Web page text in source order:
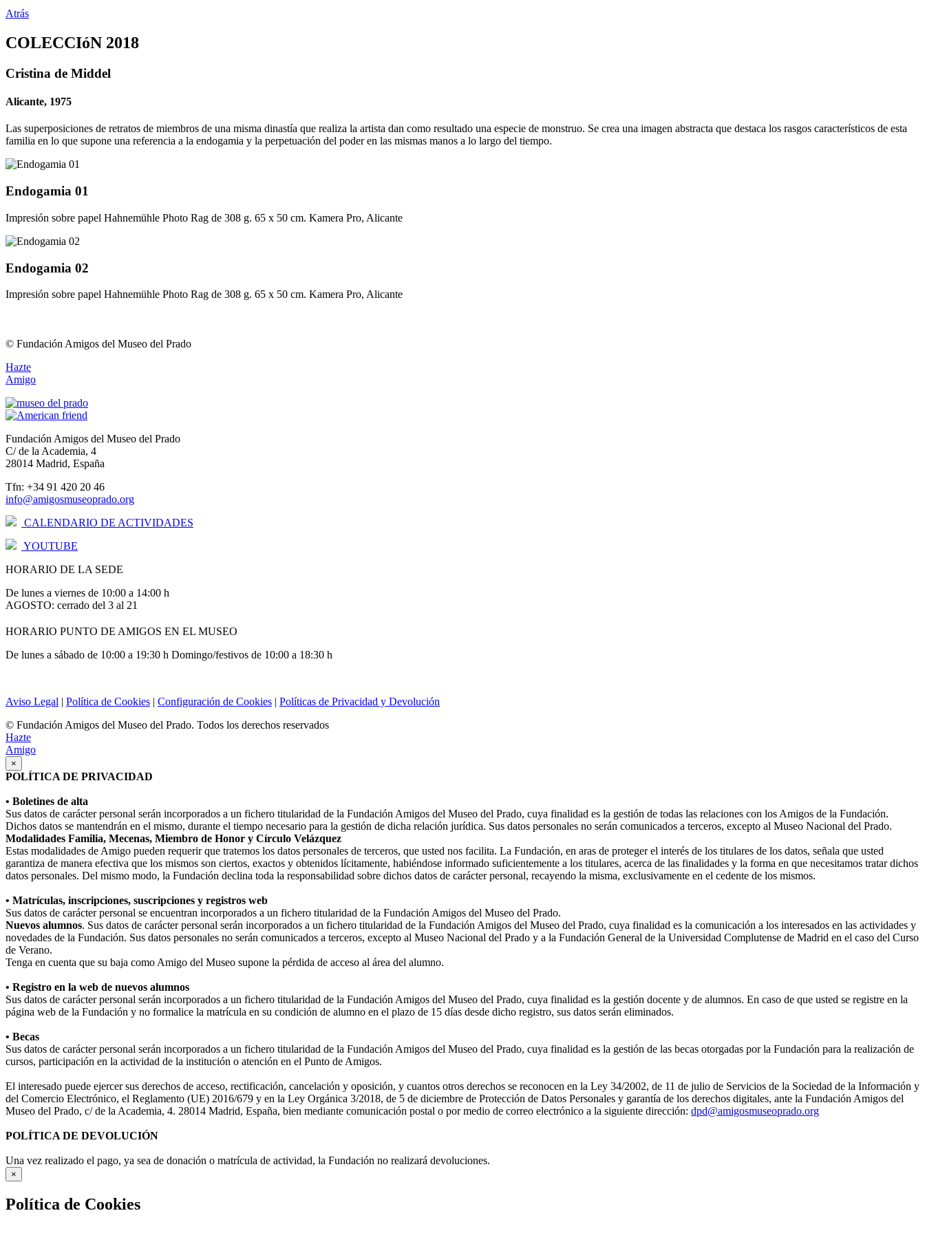
Atrás
COLECCIóN 2018
Cristina de Middel
Alicante, 1975
Las superposiciones de retratos de miembros de una misma dinastía que realiza la artista dan como resultado una especie de monstruo. Se crea una imagen abstracta que destaca los rasgos característicos de esta
familia en lo que supone una referencia a la endogamia y la perpetuación del poder en las mismas manos a lo largo del tiempo.
Endogamia 01
Impresión sobre papel Hahnemühle Photo Rag de 308 g. 65 x 50 cm. Kamera Pro, Alicante
Endogamia 02
Impresión sobre papel Hahnemühle Photo Rag de 308 g. 65 x 50 cm. Kamera Pro, Alicante
© Fundación Amigos del Museo del Prado
Hazte
Amigo
Fundación Amigos del Museo del Prado
C/ de la Academia, 4
28014 Madrid, España
Tfn: +34 91 420 20 46
info@amigosmuseoprado.org
CALENDARIO DE ACTIVIDADES
YOUTUBE
HORARIO DE LA SEDE
De lunes a viernes de 10:00 a 14:00 h
AGOSTO: cerrado del 3 al 21
HORARIO PUNTO DE AMIGOS EN EL MUSEO
De lunes a sábado de 10:00 a 19:30 h Domingo/festivos de 10:00 a 18:30 h
Aviso Legal | Política de Cookies | Configuración de Cookies | Políticas de Privacidad y Devolución
© Fundación Amigos del Museo del Prado. Todos los derechos reservados
Hazte
Amigo
×
POLÍTICA DE PRIVACIDAD
• Boletines de alta
Sus datos de carácter personal serán incorporados a un fichero titularidad de la Fundación Amigos del Museo del Prado, cuya finalidad es la gestión de todas las relaciones con los Amigos de la Fundación.
Dichos datos se mantendrán en el mismo, durante el tiempo necesario para la gestión de dicha relación jurídica. Sus datos personales no serán comunicados a terceros, excepto al Museo Nacional del Prado.
Modalidades Familia, Mecenas, Miembro de Honor y Círculo Velázquez
Estas modalidades de Amigo pueden requerir que tratemos los datos personales de terceros, que usted nos facilita. La Fundación, en aras de proteger el interés de los titulares de los datos, señala que usted
garantiza de manera efectiva que los mismos son ciertos, exactos y obtenidos lícitamente, habiéndose informado suficientemente a los titulares, acerca de las finalidades y la forma en que necesitamos tratar dichos
datos personales. Del mismo modo, la Fundación declina toda la responsabilidad sobre dichos datos de carácter personal, recayendo la misma, exclusivamente en el cedente de los mismos.
• Matrículas, inscripciones, suscripciones y registros web
Sus datos de carácter personal se encuentran incorporados a un fichero titularidad de la Fundación Amigos del Museo del Prado.
Nuevos alumnos. Sus datos de carácter personal serán incorporados a un fichero titularidad de la Fundación Amigos del Museo del Prado, cuya finalidad es la comunicación a los interesados en las actividades y
novedades de la Fundación. Sus datos personales no serán comunicados a terceros, excepto al Museo Nacional del Prado y a la Fundación General de la Universidad Complutense de Madrid en el caso del Curso
de Verano.
Tenga en cuenta que su baja como Amigo del Museo supone la pérdida de acceso al área del alumno.
• Registro en la web de nuevos alumnos
Sus datos de carácter personal serán incorporados a un fichero titularidad de la Fundación Amigos del Museo del Prado, cuya finalidad es la gestión docente y de alumnos. En caso de que usted se registre en la
página web de la Fundación y no formalice la matrícula en su condición de alumno en el plazo de 15 días desde dicho registro, sus datos serán eliminados.
• Becas
Sus datos de carácter personal serán incorporados a un fichero titularidad de la Fundación Amigos del Museo del Prado, cuya finalidad es la gestión de las becas otorgadas por la Fundación para la realización de
cursos, participación en la actividad de la institución o atención en el Punto de Amigos.
El interesado puede ejercer sus derechos de acceso, rectificación, cancelación y oposición, y cuantos otros derechos se reconocen en la Ley 34/2002, de 11 de julio de Servicios de la Sociedad de la Información y
del Comercio Electrónico, el Reglamento (UE) 2016/679 y en la Ley Orgánica 3/2018, de 5 de diciembre de Protección de Datos Personales y garantía de los derechos digitales, ante la Fundación Amigos del
Museo del Prado, c/ de la Academia, 4. 28014 Madrid, España, bien mediante comunicación postal o por medio de correo electrónico a la siguiente dirección: dpd@amigosmuseoprado.org
POLÍTICA DE DEVOLUCIÓN
Una vez realizado el pago, ya sea de donación o matrícula de actividad, la Fundación no realizará devoluciones.
×
Política de Cookies